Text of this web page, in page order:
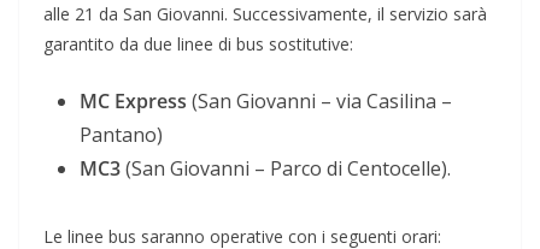
alle 21 da San Giovanni. Successivamente, il servizio sarà
garantito da due linee di bus sostitutive:
MC Express (San Giovanni – via Casilina –
Pantano)
MC3(San Giovanni – Parco di Centocelle).
Le linee bus saranno operative con i seguenti orari: